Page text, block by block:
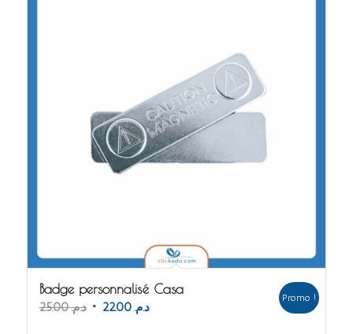
Badge personnalisé Casa
د.م.25.00
Le
د.م. 22.00
Le
Promo !